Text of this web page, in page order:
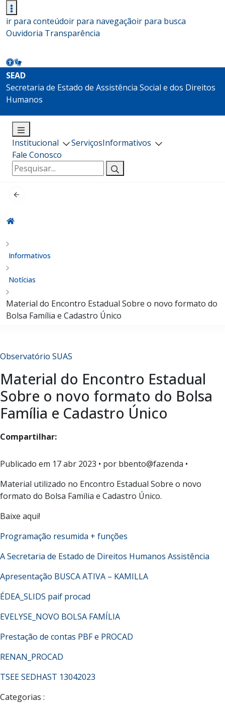
ir para conteúdoir para navegaçãoir para busca
Ouvidoria Transparência
SEAD
Secretaria de Estado de Assistência Social e dos Direitos
Humanos
Institucional ServiçosInformativos
Fale Conosco
Pesquisar
por:
Informativos
Notícias
Material do Encontro Estadual Sobre o novo formato do
Bolsa Família e Cadastro Único
Observatório SUAS
Material do Encontro Estadual
Sobre o novo formato do Bolsa
Família e Cadastro Único
Compartilhar:
Publicado em 17 abr 2023 • por bbento@fazenda •
Material utilizado no Encontro Estadual Sobre o novo
formato do Bolsa Família e Cadastro Único.
Baixe aqui!
Programação resumida + funções
A Secretaria de Estado de Direitos Humanos Assistência
Apresentação BUSCA ATIVA – KAMILLA
ÉDEA_SLIDS paif procad
EVELYSE_NOVO BOLSA FAMÍLIA
Prestação de contas PBF e PROCAD
RENAN_PROCAD
TSEE SEDHAST 13042023
Categorias :